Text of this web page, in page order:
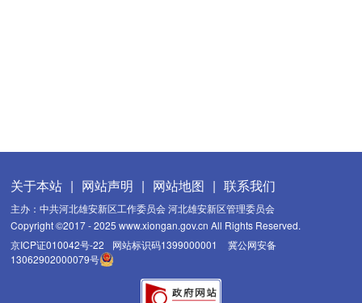
关于本站 | 网站声明 | 网站地图 | 联系我们
主办：中共河北雄安新区工作委员会 河北雄安新区管理委员会
Copyright ©2017 - 2025 www.xiongan.gov.cn All Rights Reserved.
京ICP证010042号-22
网站标识码1399000001
冀公网安备
13062902000079号